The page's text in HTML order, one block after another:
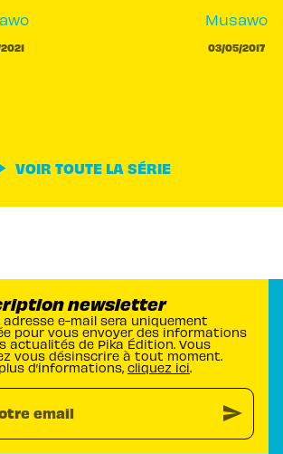
Musawo
03/05/2017
VOIR TOUTE LA SÉRIE
newsletter
e-mail sera uniquement
pour vous envoyer des informations
actualités de Pika Édition. Vous
vous désinscrire à tout moment.
d’informations, cliquez ici.
email send